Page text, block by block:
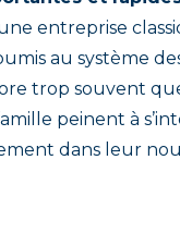
entreprise
au système
trop souvent
peinent à
dans leur